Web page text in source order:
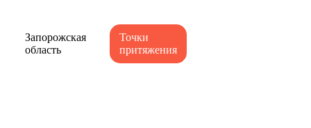
Запорожская
область
Точки
притяжения